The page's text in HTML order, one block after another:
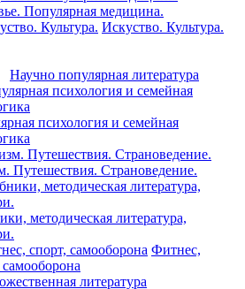
Популярная медицина.
Искуство. Культура.
Научно популярная литература
психология и семейная
Путешествия. Страноведение.
методическая литература,
Фитнес,
самооборона